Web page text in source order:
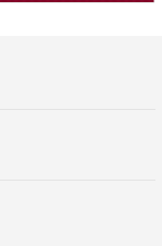
構、慈善家、影